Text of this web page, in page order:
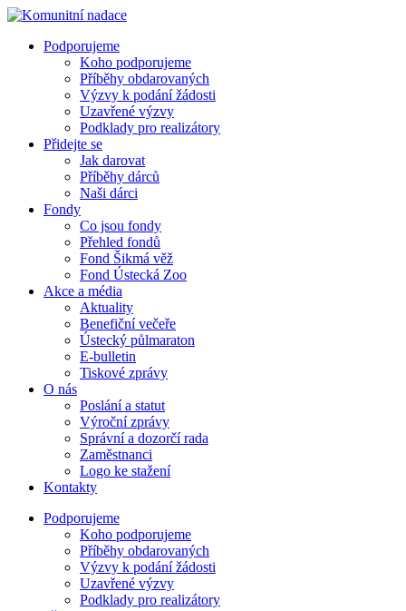
Podporujeme
Koho podporujeme
Příběhy obdarovaných
Výzvy k podání žádosti
Uzavřené výzvy
Podklady pro realizátory
Přidejte se
Jak darovat
Příběhy dárců
Naši dárci
Fondy
Co jsou fondy
Přehled fondů
Fond Šikmá věž
Fond Ústecká Zoo
Akce a média
Aktuality
Benefiční večeře
Ústecký půlmaraton
E-bulletin
Tiskové zprávy
O nás
Poslání a statut
Výroční zprávy
Správní a dozorčí rada
Zaměstnanci
Logo ke stažení
Kontakty
Menu
Podporujeme
Koho podporujeme
Příběhy obdarovaných
Výzvy k podání žádosti
Uzavřené výzvy
Podklady pro realizátory